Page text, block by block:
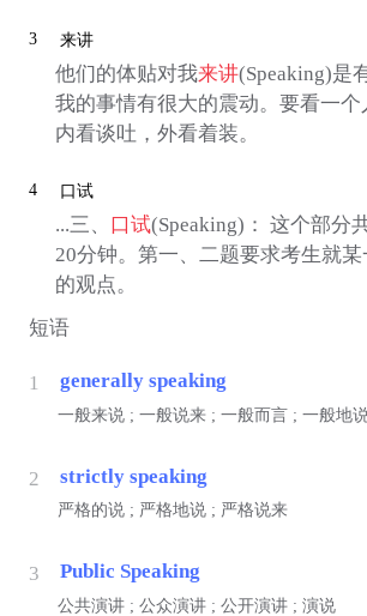
3 来讲
他们的体贴对我来讲(Speaking)是
我的事情有很大的震动。要看一个
内看谈吐，外看着装。
4 口试
...三、 口试(Speaking)： 这个部分
20分钟。第一、二题要求考生就
的观点。
短语
1 generally speaking
一般来说 ; 一般说来 ; 一般而言 ; 一般地
2 strictly speaking
严格的说 ; 严格地说 ; 严格说来
3 Public Speaking
公共演讲 ; 公众演讲 ; 公开演讲 ; 演说